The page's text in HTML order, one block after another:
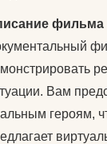
фильма
Вам
героям,